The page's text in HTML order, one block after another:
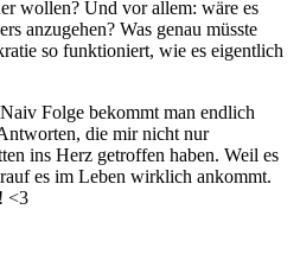
wollen? Und vor allem: wäre es
anzugehen? Was genau müsste
so funktioniert, wie es eigentlich
Folge bekommt man endlich
die mir nicht nur
ins Herz getroffen haben. Weil es
es im Leben wirklich ankommt.
<3